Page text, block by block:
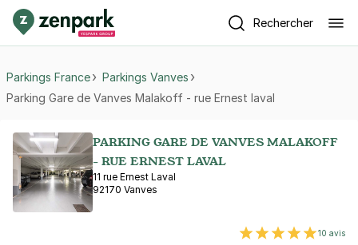
Rechercher
Parkings France
Parkings Vanves
Parking Gare de Vanves Malakoff - rue Ernest laval
PARKING GARE DE VANVES MALAKOFF
- RUE ERNEST LAVAL
11 rue Ernest Laval
92170 Vanves
10 avis